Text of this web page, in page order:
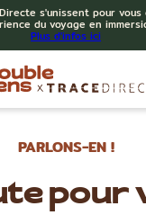
s'unissent pour
du voyage en
Plus d'infos ici
PARLONS-EN !
pour